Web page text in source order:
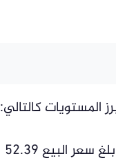
المستويات كالتالي:
مصرف أبوظبي الإسلامي: سجل أعلى سعر للشراء عند 52.29 جنيه، بينما بلغ سعر البيع 52.39